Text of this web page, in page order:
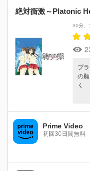
絶対衝激～Platonic
30分
プ
の
く…
Prime Video
初回30日間無料